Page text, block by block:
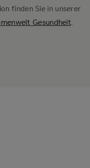
finden Sie in unserer
Gesundheit.